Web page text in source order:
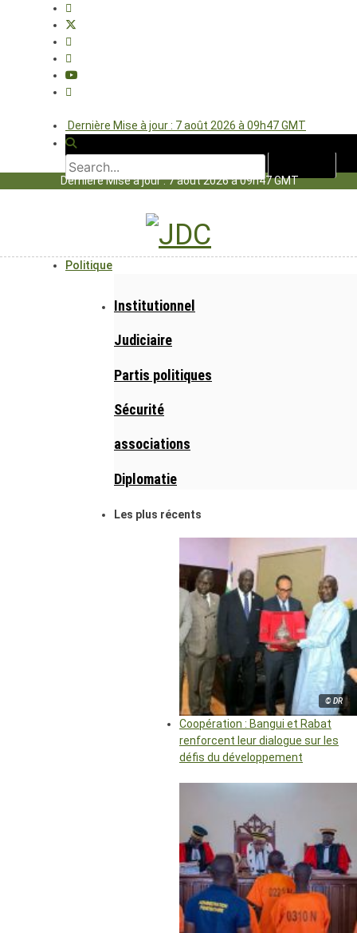
Dernière Mise à jour : 7 août 2026 à 09h47 GMT
Dernière Mise à jour : 7 août 2026 à 09h47 GMT
Politique
Institutionnel
Judiciaire
Partis politiques
Sécurité
associations
Diplomatie
Les plus récents
© DR
Coopération : Bangui et Rabat
renforcent leur dialogue sur les
défis du développement